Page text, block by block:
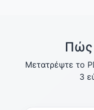
Πώς
Μετατρέψτε το
3